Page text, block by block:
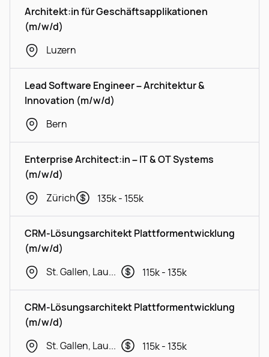
Architekt:in für Geschäftsapplikationen
(m/w/d)
Luzern
Lead Software Engineer – Architektur &
Innovation (m/w/d)
Bern
Enterprise Architect:in – IT & OT Systems
(m/w/d)
Zürich
135k - 155k
CRM-Lösungsarchitekt Plattformentwicklung
(m/w/d)
St. Gallen, Lausanne, Geneva
115k - 135k
CRM-Lösungsarchitekt Plattformentwicklung
(m/w/d)
St. Gallen, Lausanne, Geneva
115k - 135k